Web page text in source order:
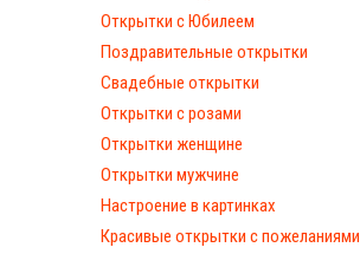
Открытки с Юбилеем
Поздравительные открытки
Свадебные открытки
Открытки с розами
Открытки женщине
Открытки мужчине
Настроение в картинках
Красивые открытки с пожеланиями